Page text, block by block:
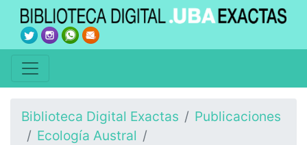
Biblioteca Digital Exactas
Publicaciones
Ecología Austral